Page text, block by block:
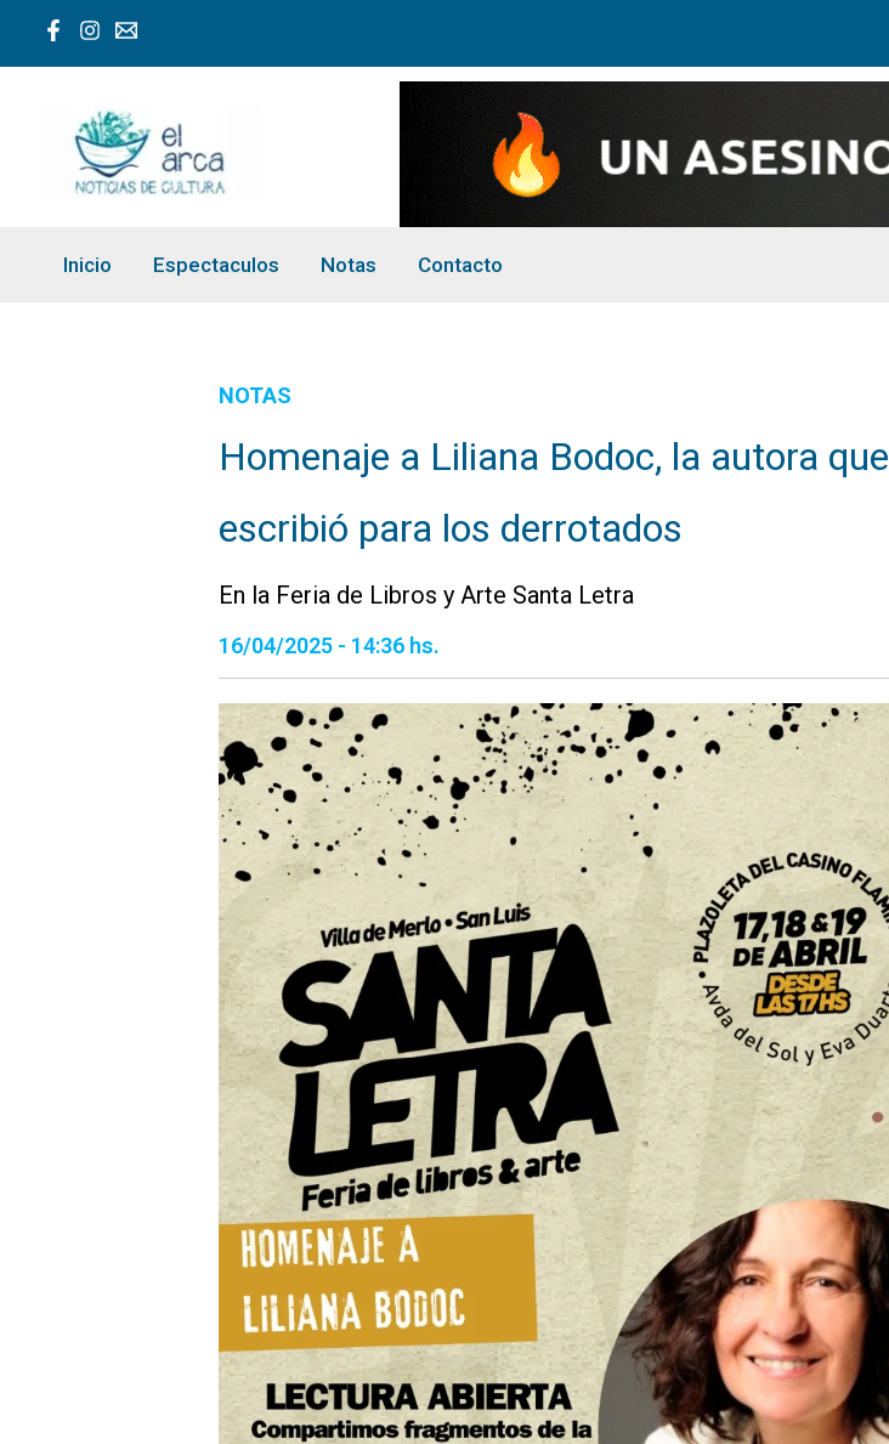
Inicio Espectaculos Notas Contacto
NOTAS
Homenaje a Liliana Bodoc, la autora que
escribió para los derrotados
En la Feria de Libros y Arte Santa Letra
16/04/2025 - 14:36 hs.